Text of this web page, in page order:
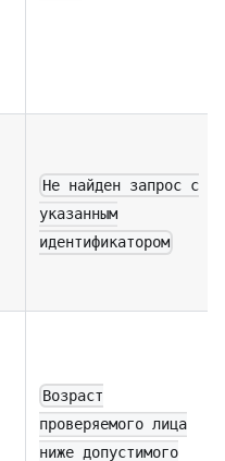
Не найден запрос с
указанным
идентификатором
Возраст
проверяемого лица
ниже допустимого